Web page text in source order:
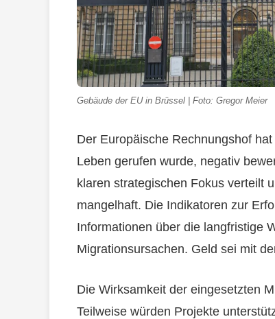
Gebäude der EU in Brüssel | Foto: Gregor Meier
Der Europäische Rechnungshof
Leben gerufen wurde, negativ
klaren strategischen Fokus verteilt
mangelhaft. Die Indikatoren zur
Informationen über die langfristige
Migrationsursachen. Geld sei mit
Die Wirksamkeit der eingesetzten
Teilweise würden Projekte